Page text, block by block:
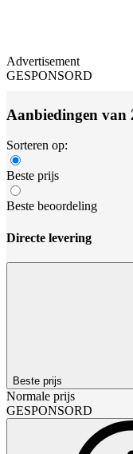
Advertisement
GESPONSORD
Aanbiedingen van
Sorteren op:
Beste prijs
Beste beoordeling
Directe levering
Beste prijs
Normale prijs
GESPONSORD